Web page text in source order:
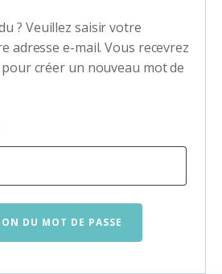
? Veuillez saisir votre
adresse e-mail. Vous recevrez
créer un nouveau mot de
DU MOT DE PASSE